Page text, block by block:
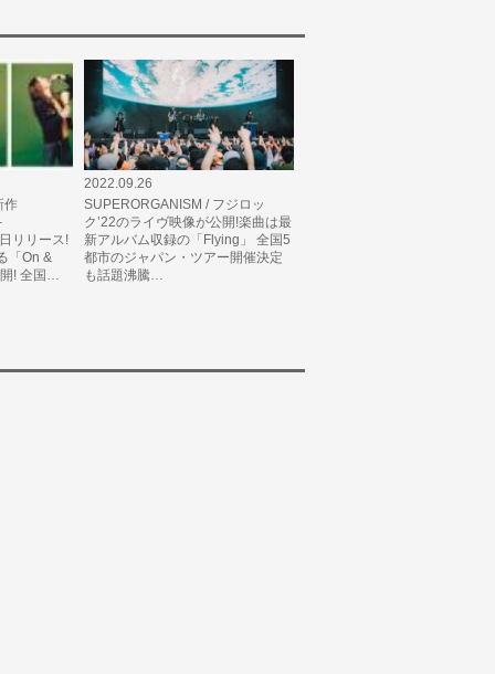
作
リリース!
「On &
! 全国…
2022.09.26
SUPERORGANISM / フジロッ
ク’22のライヴ映像が公開!楽曲は最
新アルバム収録の「Flying」 全国5
都市のジャパン・ツアー開催決定
も話題沸騰…